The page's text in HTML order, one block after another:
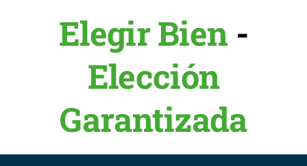
Elegir Bien -
Elección
Garantizada